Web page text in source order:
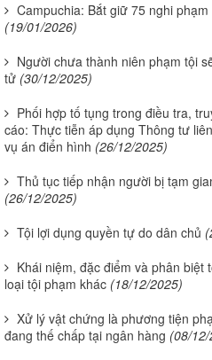
Campuchia: Bắt giữ 75 nghi
(19/01/2026)
Người chưa thành niên phạm tội
tử (30/12/2025)
Phối hợp tố tụng trong điều tra,
cáo: Thực tiễn áp dụng Thông tư
vụ án điển hình (26/12/2025)
Thủ tục tiếp nhận người bị tạm
(26/12/2025)
Tội lợi dụng quyền tự do dân chủ
Khái niệm, đặc điểm và phân biệt
loại tội phạm khác (18/12/2025)
Xử lý vật chứng là phương tiện
đang thế chấp tại ngân hàng (08/